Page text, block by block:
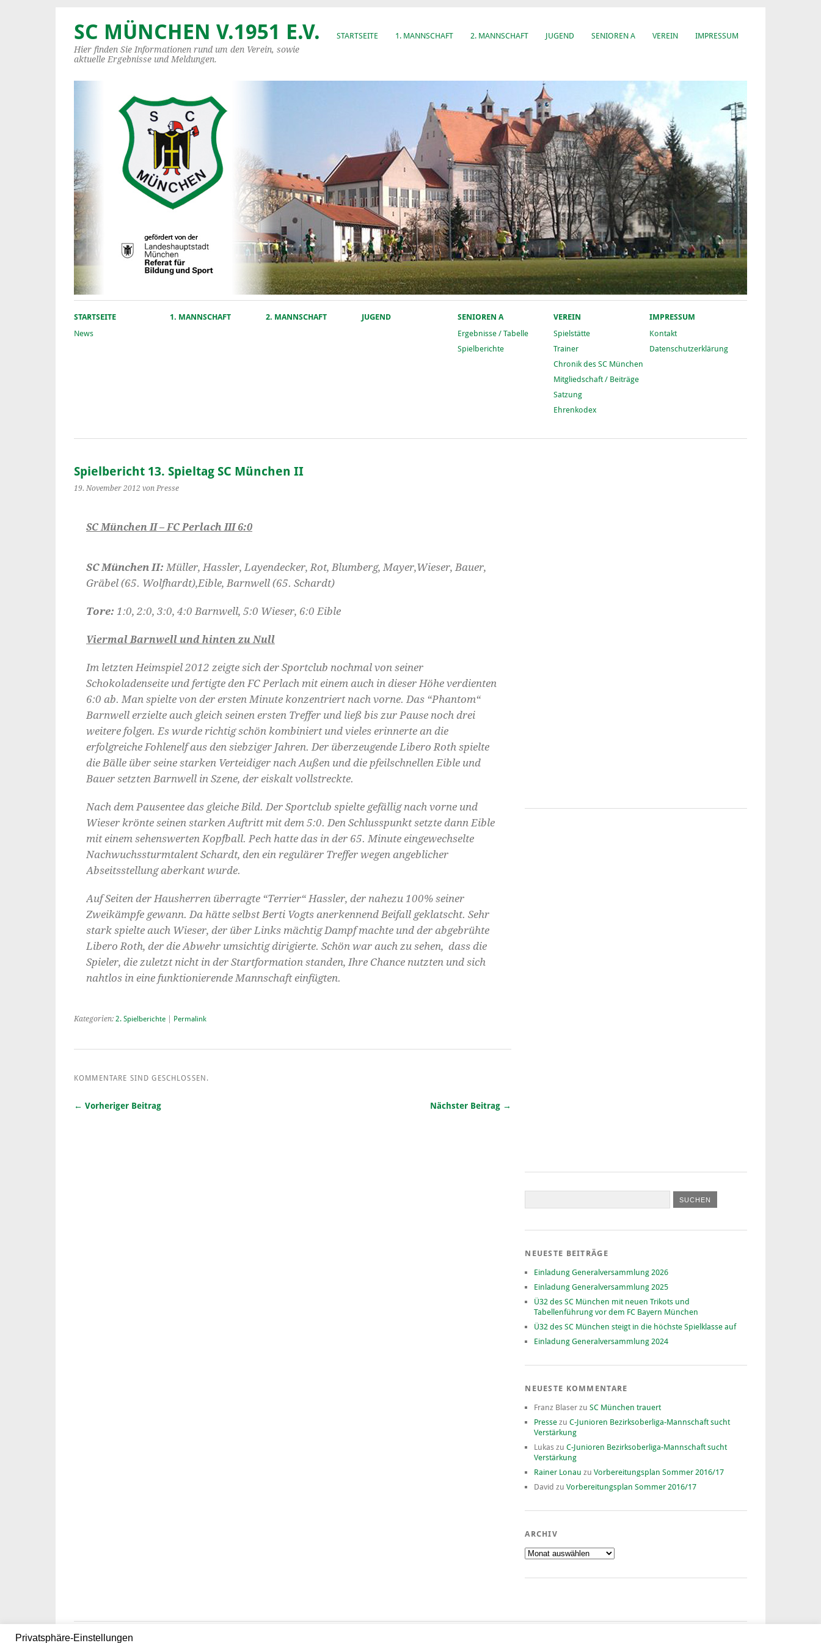
STARTSEITE 1. MANNSCHAFT 2. MANNSCHAFT JUGEND SENIOREN A VEREIN IMPRESSUM
SC MÜNCHEN V.1951 E.V.
Hier finden Sie Informationen rund um den Verein, sowie
aktuelle Ergebnisse und Meldungen.
STARTSEITE
News
1. MANNSCHAFT 2. MANNSCHAFT JUGEND
SENIOREN A
Ergebnisse / Tabelle
Spielberichte
VEREIN
Spielstätte
Trainer
Chronik des SC München
Mitgliedschaft / Beiträge
Satzung
Ehrenkodex
IMPRESSUM
Kontakt
Datenschutzerklärung
Spielbericht 13. Spieltag SC München II
19. November 2012 von Presse
SC München II – FC Perlach III 6:0
SC München II: Müller, Hassler, Layendecker, Rot, Blumberg, Mayer,Wieser, Bauer,
Gräbel (65. Wolfhardt),Eible, Barnwell (65. Schardt)
Tore: 1:0, 2:0, 3:0, 4:0 Barnwell, 5:0 Wieser, 6:0 Eible
Viermal Barnwell und hinten zu Null
Im letzten Heimspiel 2012 zeigte sich der Sportclub nochmal von seiner
Schokoladenseite und fertigte den FC Perlach mit einem auch in dieser Höhe verdienten
6:0 ab. Man spielte von der ersten Minute konzentriert nach vorne. Das “Phantom“
Barnwell erzielte auch gleich seinen ersten Treffer und ließ bis zur Pause noch drei
weitere folgen. Es wurde richtig schön kombiniert und vieles erinnerte an die
erfolgreiche Fohlenelf aus den siebziger Jahren. Der überzeugende Libero Roth spielte
die Bälle über seine starken Verteidiger nach Außen und die pfeilschnellen Eible und
Bauer setzten Barnwell in Szene, der eiskalt vollstreckte.
Nach dem Pausentee das gleiche Bild. Der Sportclub spielte gefällig nach vorne und
Wieser krönte seinen starken Auftritt mit dem 5:0. Den Schlusspunkt setzte dann Eible
mit einem sehenswerten Kopfball. Pech hatte das in der 65. Minute eingewechselte
Nachwuchssturmtalent Schardt, den ein regulärer Treffer wegen angeblicher
Abseitsstellung aberkant wurde.
Auf Seiten der Hausherren überragte “Terrier“ Hassler, der nahezu 100% seiner
Zweikämpfe gewann. Da hätte selbst Berti Vogts anerkennend Beifall geklatscht. Sehr
stark spielte auch Wieser, der über Links mächtig Dampf machte und der abgebrühte
Libero Roth, der die Abwehr umsichtig dirigierte. Schön war auch zu sehen, dass die
Spieler, die zuletzt nicht in der Startformation standen, Ihre Chance nutzten und sich
nahtlos in eine funktionierende Mannschaft einfügten.
Kategorien: 2. Spielberichte Permalink
KOMMENTARE SIND GESCHLOSSEN.
← Vorheriger Beitrag Nächster Beitrag →
NEUESTE BEITRÄGE
Einladung Generalversammlung 2026
Einladung Generalversammlung 2025
Ü32 des SC München mit neuen Trikots und
Tabellenführung vor dem FC Bayern München
Ü32 des SC München steigt in die höchste Spielklasse auf
Einladung Generalversammlung 2024
NEUESTE KOMMENTARE
Franz Blaser zuSC München trauert
Presse zuC-Junioren Bezirksoberliga-Mannschaft sucht
Verstärkung
Lukas zuC-Junioren Bezirksoberliga-Mannschaft sucht
Verstärkung
Rainer Lonau zuVorbereitungsplan Sommer 2016/17
David zuVorbereitungsplan Sommer 2016/17
ARCHIV
Archiv
Privatsphäre-Einstellungen